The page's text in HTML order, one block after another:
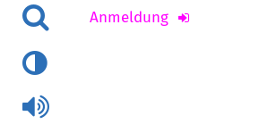
Anmeldung